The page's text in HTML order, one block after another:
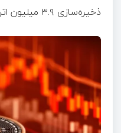
ذخیره‌سازی ۳.۹ میلیون اتریوم توسط بیت‌ماین (Bitmine)